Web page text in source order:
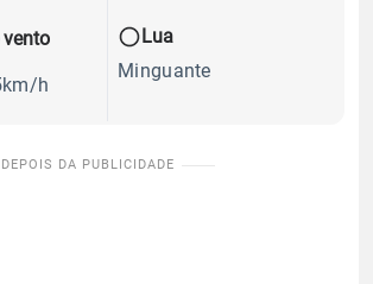
vento
h
Lua
Minguante